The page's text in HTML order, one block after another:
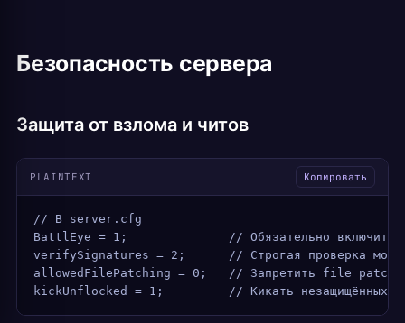
Безопасность сервера
Защита от взлома и читов
PLAINTEXT Копировать
// В server.cfg
BattlEye = 1;              // Обязательно включить
verifySignatures = 2;      // Строгая проверка
allowedFilePatching = 0;   // Запретить file
kickUnflocked = 1;         // Кикать незащищённых